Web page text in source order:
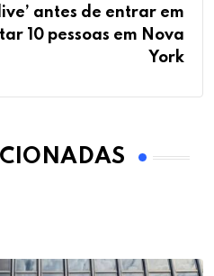
antes de entrar em
10 pessoas em Nova
York